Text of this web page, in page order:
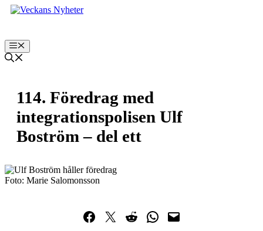
Hoppa
Meny
114. Föredrag med
integrationspolisen Ulf
Boström – del ett
Foto: Marie Salomonsson
Dela på Facebook
Dela på TwitterDela på RedditDela i WhatsApp
Maila en länk